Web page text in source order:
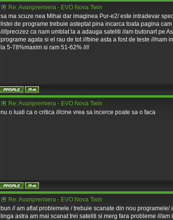
Re: Avanpremiera - EVO Nova Twin
sa ma scuze nea Mihai dar imaginea Pur-e2/ este intradevar
listei de programe trebuie asteptat pina incarca toata pagina
////precizez ca nam umblat la a adauga sateliti //am butonart pe
programe agata si el rau de tot ///bine asta a fost de teste ///nam
la 5-78%maxim si ram 51-62% ////
Re: Avanpremiera - EVO Nova Twin
nu o luati ca o critica ///cine vrea sa incerce poate sa o faca
Re: Avanpremiera - EVO Nova Twin
bun // am aflat problemele / trebuie scanate din nou programele/
linga astra am mai scanat trei sateliti si merg fara probleme ///